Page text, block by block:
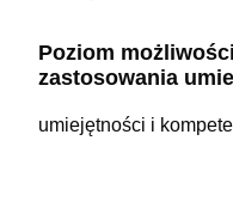
Poziom
zastosowania
umiejętności i